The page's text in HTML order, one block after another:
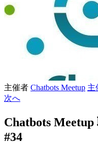
主催者 Chatbots Meetup 主
次へ
Chatbots
#34